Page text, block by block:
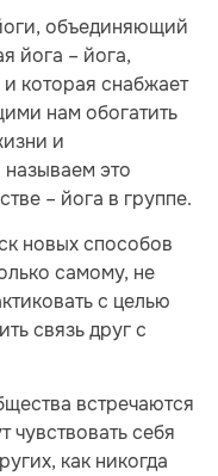
объединяющий
йога – йога,
которая снабжает
нам обогатить
и
это
– йога в группе.
новых способов
самому, не
с целью
связь друг с
встречаются
чувствовать себя
как никогда